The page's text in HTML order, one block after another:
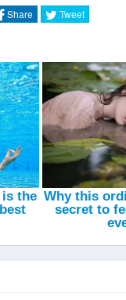
Diplomatico -Guaynaa
C'est Cuit -Aya Nakamura
Share Tweet